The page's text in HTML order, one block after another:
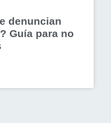
denuncian
Guía para no